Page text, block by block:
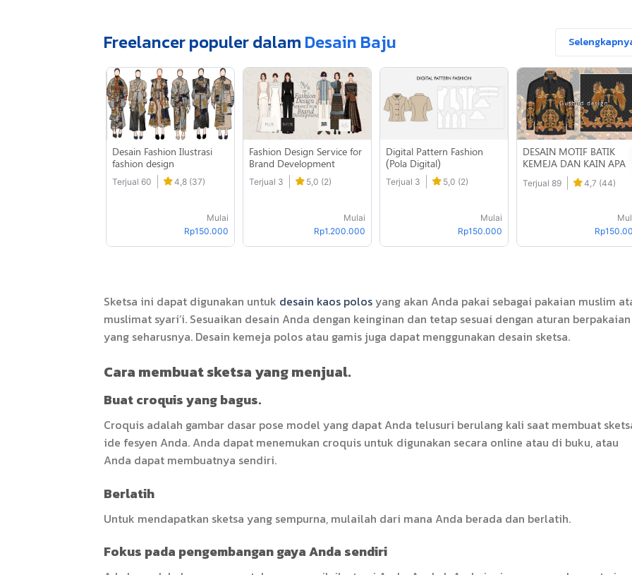
Freelancer populer dalam Desain Baju
Desain Fashion Ilustrasi
fashion design
Terjual 60 4,8 (37)
Mulai
Rp150.000
Fashion Design Service for
Brand Development
Terjual 3 5,0 (2)
Mulai
Rp1.200.000
Digital Pattern Fashion
(Pola Digital)
Terjual 3 5,0 (2)
Mulai
Rp150.000
DESAIN MOTIF BATIK
KEMEJA DAN KAIN APA
Terjual 89 4,7 (44)
Sketsa ini dapat digunakan untuk desain kaos polosyang akan Anda pakai sebagai pakaian muslim
muslimat syari’i. Sesuaikan desain Anda dengan keinginan dan tetap sesuai dengan aturan berpakaian
yang seharusnya. Desain kemeja polos atau gamis juga dapat menggunakan desain sketsa.
Cara membuat sketsa yang menjual.
Buat croquis yang bagus.
Croquis adalah gambar dasar pose model yang dapat Anda telusuri berulang kali saat membuat
ide fesyen Anda. Anda dapat menemukan croquis untuk digunakan secara online atau di buku, atau
Anda dapat membuatnya sendiri.
Berlatih
Untuk mendapatkan sketsa yang sempurna, mulailah dari mana Anda berada dan berlatih.
Fokus pada pengembangan gaya Anda sendiri